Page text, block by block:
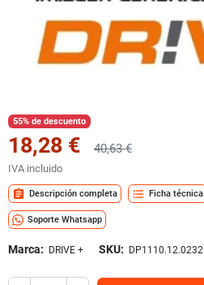
55% de descuento
18,28 € 40,63 €
IVA incluido
assignment Descripción completa format_list_bulleted Ficha técnica
Soporte Whatsapp
Marca: DRIVE + SKU: DP1110.12.0232